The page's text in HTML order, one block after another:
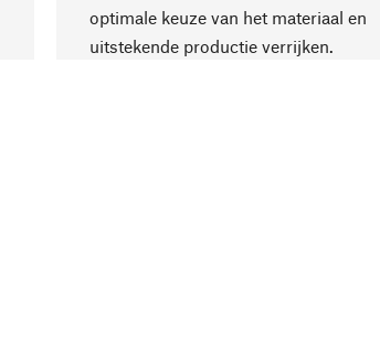
optimale keuze van het materiaal en
uitstekende productie verrijken.